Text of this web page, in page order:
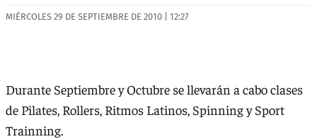
MIÉRCOLES 29 DE SEPTIEMBRE DE 2010 | 12:27
Durante Septiembre y Octubre se llevarán a cabo clases
de Pilates, Rollers, Ritmos Latinos, Spinning y Sport
Trainning.